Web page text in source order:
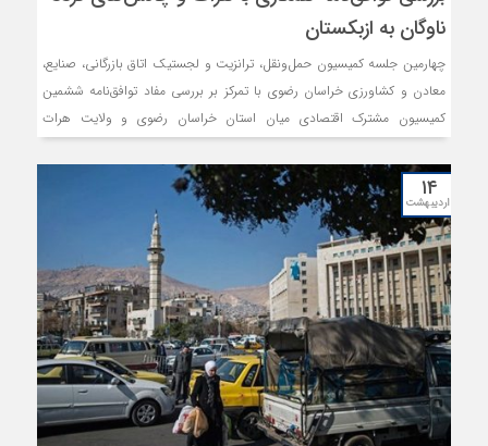
ناوگان به ازبکستان
چهارمین جلسه کمیسیون حمل‌ونقل، ترانزیت و لجستیک اتاق بازرگانی، صنایع،
معادن و کشاورزی خراسان رضوی با تمرکز بر بررسی مفاد توافق‌نامه ششمین
کمیسیون مشترک اقتصادی میان استان خراسان رضوی و ولایت هرات
افغانستان، و همچنین ارائه گزارش در خصوص آخرین وضعیت و اثرات
برگه‌های تردد ثالث (Douzola) کشور ازبکستان برگزار شد.
۱۴
اردیبهشت